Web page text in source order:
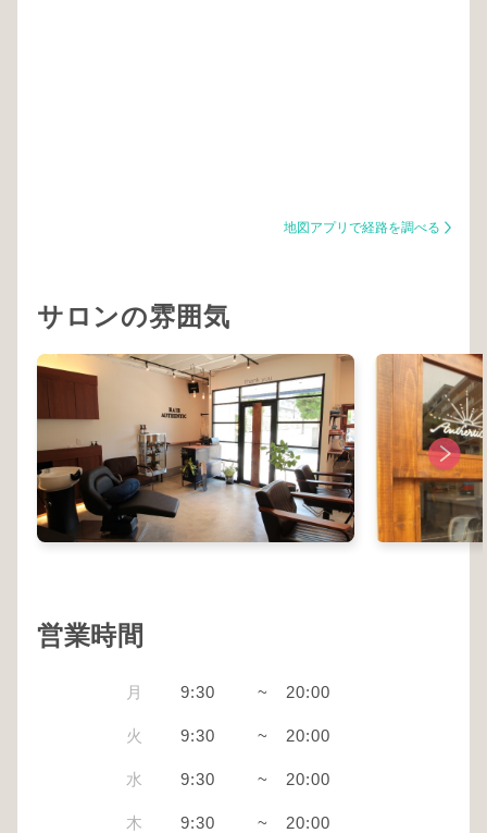
地図アプリで経路を調べる
サロンの雰囲気
営業時間
月 9:30 ~ 20:00
火 9:30 ~ 20:00
水 9:30 ~ 20:00
木 9:30 ~ 20:00